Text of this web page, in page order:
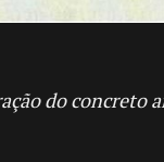
do concreto